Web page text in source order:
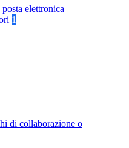
elettronica
1
di collaborazione o